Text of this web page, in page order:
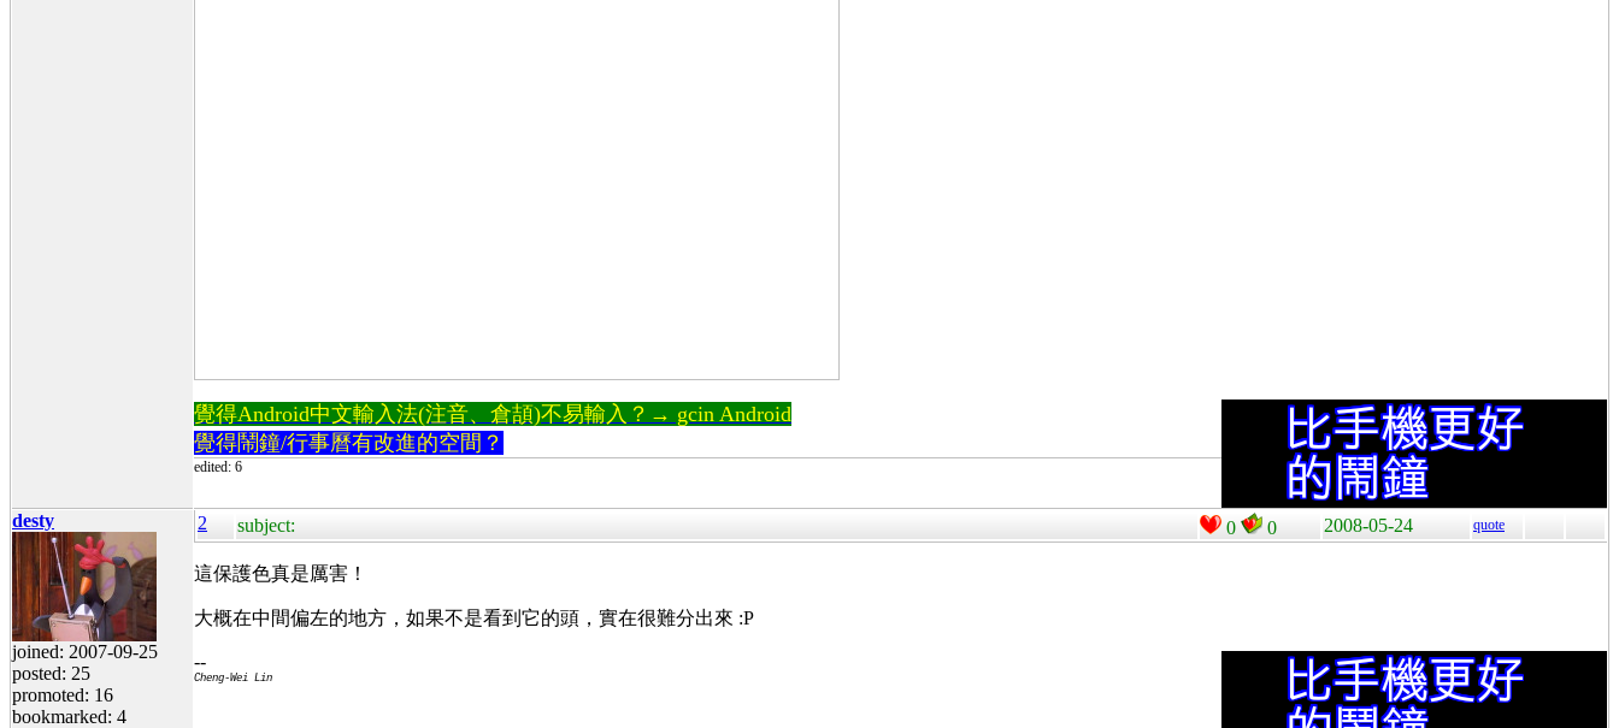
覺得Android中文輸入法(注音、倉頡)不易輸入？→ gcin Android
覺得鬧鐘/行事曆有改進的空間？
edited: 6
desty
joined: 2007-09-25
posted: 25
promoted: 16
bookmarked: 4
2 subject: 0 0 2008-05-24 quote
這保護色真是厲害！
大概在中間偏左的地方，如果不是看到它的頭，實在很難分出來 :P
--
Cheng-Wei Lin